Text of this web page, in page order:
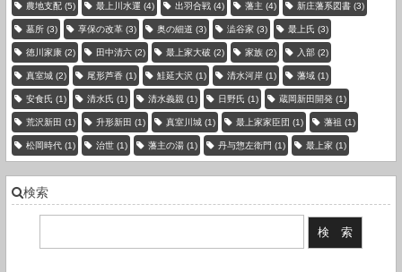
農地支配 (5) 最上川水運 (4) 出羽合戦 (4) 藩主 (4) 新庄藩系図書 (3)
墓所 (3) 享保の改革 (3) 奥の細道 (3) 澁谷家 (3) 最上氏 (3)
徳川家康 (2) 田中清六 (2) 最上家大破 (2) 家族 (2) 入部 (2)
真室城 (2) 尾形芦香 (1) 鮭延大沢 (1) 清水河岸 (1) 藩域 (1)
安食氏 (1) 清水氏 (1) 清水義親 (1) 日野氏 (1) 蔵岡新田開発 (1)
荒沢新田 (1) 升形新田 (1) 真室川城 (1) 最上家家臣団 (1) 藩祖 (1)
松岡時代 (1) 治世 (1) 藩主の湯 (1) 丹与惣左衛門 (1) 最上家 (1)
検索